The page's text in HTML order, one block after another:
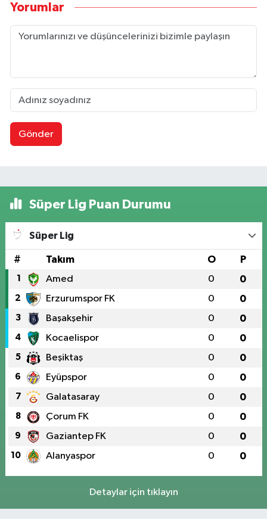
Yorumlar
Gönder
Süper Lig Puan Durumu
Süper Lig
# Takım O P
1 Amed 0 0
2 Erzurumspor FK 0 0
3 Başakşehir 0 0
4 Kocaelispor 0 0
5 Beşiktaş 0 0
6 Eyüpspor 0 0
7 Galatasaray 0 0
8 Çorum FK 0 0
9 Gaziantep FK 0 0
10 Alanyaspor 0 0
Detaylar için tıklayın